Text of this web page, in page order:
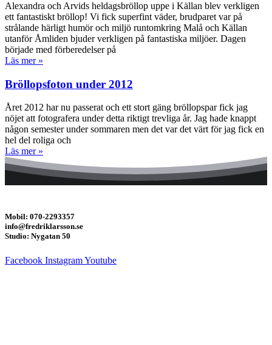
Alexandra och Arvids heldagsbröllop uppe i Källan blev verkligen
ett fantastiskt bröllop! Vi fick superfint väder, brudparet var på
strålande härligt humör och miljö runtomkring Malå och Källan
utanför Åmliden bjuder verkligen på fantastiska miljöer. Dagen
började med förberedelser på
Läs mer »
Bröllopsfoton under 2012
Året 2012 har nu passerat och ett stort gäng bröllopspar fick jag
nöjet att fotografera under detta riktigt trevliga år. Jag hade knappt
någon semester under sommaren men det var det värt för jag fick en
hel del roliga och
Läs mer »
Mobil: 070-2293357
info@fredriklarsson.se
Studio: Nygatan 50
Facebook InstagramYoutube